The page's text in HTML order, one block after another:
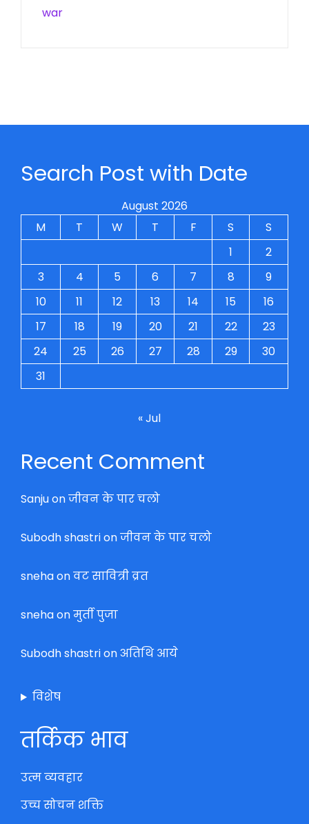
war
Search Post with Date
August 2026
M
T W T F S
S
1
2
3
4 5 6 7 8
9
10
11 12 13 14 15
16
17
18 19 20 21 22
23
24
25 26 27 28 29
30
31
« Jul
Recent Comment
Sanjuonजीवन के पार चलो
Subodh shastrionजीवन के पार चलो
snehaonवट सावित्री व्रत
snehaonमुर्ती पुजा
Subodh shastrionअतिथि आये
विशेष
तर्किक भाव
उत्म व्यवहार
उच्च सोचन शक्ति